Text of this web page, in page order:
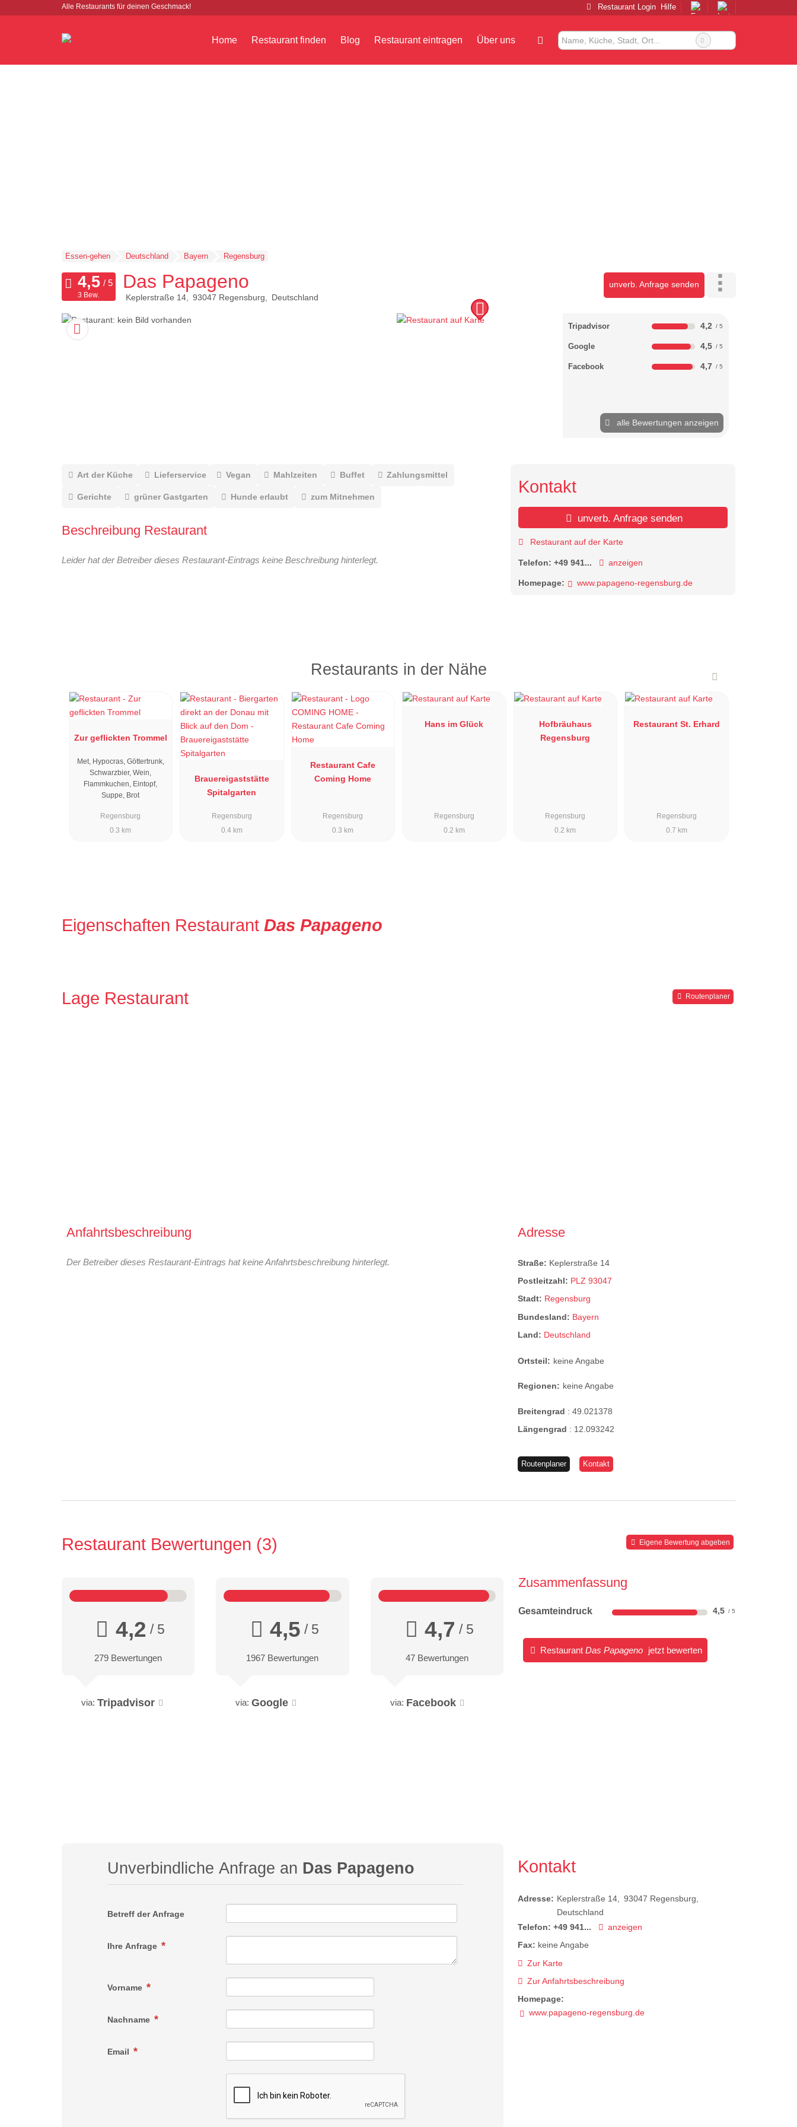
Alle Restaurants für deinen Geschmack! Restaurant Login Hilfe
Home Restaurant finden Blog Restaurant eintragen Über uns
Essen-gehen Deutschland Bayern Regensburg
Das Papageno
Keplerstraße 14 93047 Regensburg Deutschland
unverb. Anfrage senden
3 Bew.
Tripadvisor 4,2
Google 4,5
Facebook 4,7
alle Bewertungen anzeigen
Art der Küche Lieferservice Vegan Mahlzeiten Buffet Zahlungsmittel
Gerichte grüner Gastgarten Hunde erlaubt zum Mitnehmen
Beschreibung Restaurant
Leider hat der Betreiber dieses Restaurant-Eintrags keine Beschreibung hinterlegt.
Kontakt
unverb. Anfrage senden
Restaurant auf der Karte
Telefon:+49 941... anzeigen
Homepage: www.papageno-regensburg.de
Restaurants in der Nähe
Zur geflickten Trommel
Met, Hypocras, Göttertrunk,
Schwarzbier, Wein,
Flammkuchen, Eintopf,
Suppe, Brot
Regensburg
0.3 km
Brauereigaststätte
Spitalgarten
Regensburg
0.4 km
Restaurant Cafe
Coming Home
Regensburg
0.3 km
Hans im Glück
Regensburg
0.2 km
Hofbräuhaus
Regensburg
Regensburg
0.2 km
Restaurant St. Erhard
Regensburg
0.7 km
Eigenschaften Restaurant Das Papageno
Lage Restaurant Routenplaner
Anfahrtsbeschreibung
Der Betreiber dieses Restaurant-Eintrags hat keine Anfahrtsbeschreibung hinterlegt.
Adresse
Straße: Keplerstraße 14
Postleitzahl: PLZ 93047
Stadt: Regensburg
Bundesland: Bayern
Land: Deutschland
Ortsteil: keine Angabe
Regionen: keine Angabe
Breitengrad :49.021378
Längengrad : 12.093242
Routenplaner Kontakt
Restaurant Bewertungen 3 Eigene Bewertung abgeben
Zusammenfassung
Gesamteindruck 4,5
RestaurantDas Papageno jetzt bewerten
4,2 / 5
279 Bewertungen
via: Tripadvisor
4,5 / 5
1967 Bewertungen
via: Google
4,7 / 5
47 Bewertungen
via: Facebook
Unverbindliche Anfrage an Das Papageno
Betreff der Anfrage
Ihre Anfrage
Vorname
Nachname
Email
Kontakt
Adresse: Keplerstraße 14 93047 Regensburg
Deutschland
Telefon: +49 941...
anzeigen
Fax: keine Angabe
Zur Karte
Zur Anfahrtsbeschreibung
Homepage:
www.papageno-regensburg.de